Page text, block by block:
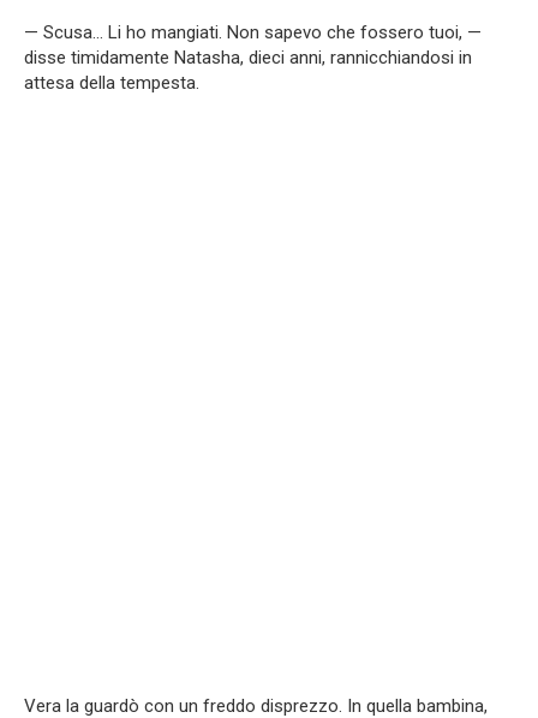
— Scusa… Li ho mangiati. Non sapevo che fossero tuoi, —
disse timidamente Natasha, dieci anni, rannicchiandosi in
attesa della tempesta.
Vera la guardò con un freddo disprezzo. In quella bambina,